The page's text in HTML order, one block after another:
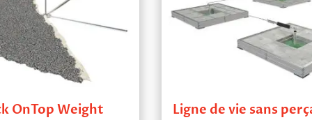
OnTop Weight Ligne de vie sans